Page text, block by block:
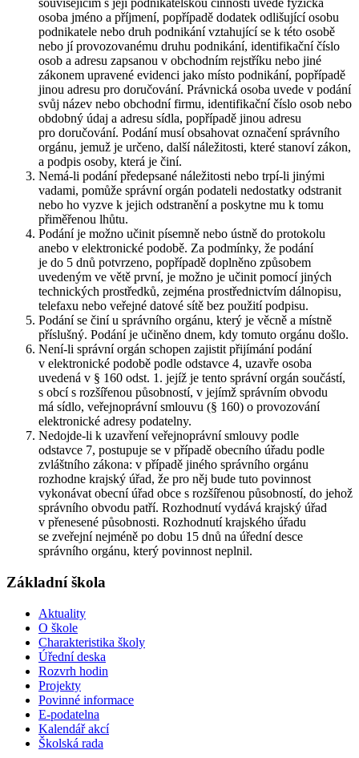
souvisejícím s její podnikatelskou činností uvede fyzická
osoba jméno a příjmení, popřípadě dodatek odlišující osobu
podnikatele nebo druh podnikání vztahující se k této osobě
nebo jí provozovanému druhu podnikání, identifikační číslo
osob a adresu zapsanou v obchodním rejstříku nebo jiné
zákonem upravené evidenci jako místo podnikání, popřípadě
jinou adresu pro doručování. Právnická osoba uvede v podání
svůj název nebo obchodní firmu, identifikační číslo osob nebo
obdobný údaj a adresu sídla, popřípadě jinou adresu
pro doručování. Podání musí obsahovat označení správního
orgánu, jemuž je určeno, další náležitosti, které stanoví zákon,
a podpis osoby, která je činí.
Nemá-li podání předepsané náležitosti nebo trpí-li jinými
vadami, pomůže správní orgán podateli nedostatky odstranit
nebo ho vyzve k jejich odstranění a poskytne mu k tomu
přiměřenou lhůtu.
Podání je možno učinit písemně nebo ústně do protokolu
anebo v elektronické podobě. Za podmínky, že podání
je do 5 dnů potvrzeno, popřípadě doplněno způsobem
uvedeným ve větě první, je možno je učinit pomocí jiných
technických prostředků, zejména prostřednictvím dálnopisu,
telefaxu nebo veřejné datové sítě bez použití podpisu.
Podání se činí u správního orgánu, který je věcně a místně
příslušný. Podání je učiněno dnem, kdy tomuto orgánu došlo.
Není-li správní orgán schopen zajistit přijímání podání
v elektronické podobě podle odstavce 4, uzavře osoba
uvedená v § 160 odst. 1. jejíž je tento správní orgán součástí,
s obcí s rozšířenou působností, v jejímž správním obvodu
má sídlo, veřejnoprávní smlouvu (§ 160) o provozování
elektronické adresy podatelny.
Nedojde-li k uzavření veřejnoprávní smlouvy podle
odstavce 7, postupuje se v případě obecního úřadu podle
zvláštního zákona: v případě jiného správního orgánu
rozhodne krajský úřad, že pro něj bude tuto povinnost
vykonávat obecní úřad obce s rozšířenou působností, do jehož
správního obvodu patří. Rozhodnutí vydává krajský úřad
v přenesené působnosti. Rozhodnutí krajského úřadu
se zveřejní nejméně po dobu 15 dnů na úřední desce
správního orgánu, který povinnost neplnil.
Základní škola
Aktuality
O škole
Charakteristika školy
Úřední deska
Rozvrh hodin
Projekty
Povinné informace
E-podatelna
Kalendář akcí
Školská rada